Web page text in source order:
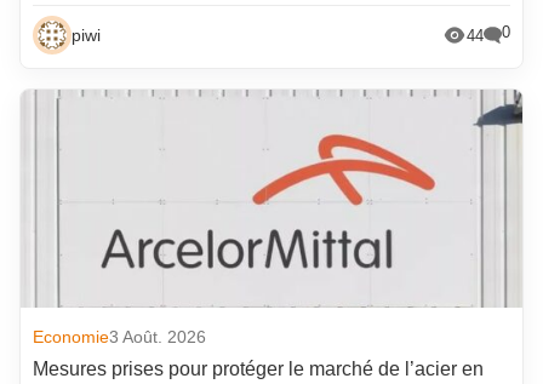
piwi 44 0
Economie3 Août. 2026
Mesures prises pour protéger le marché de l’acier en